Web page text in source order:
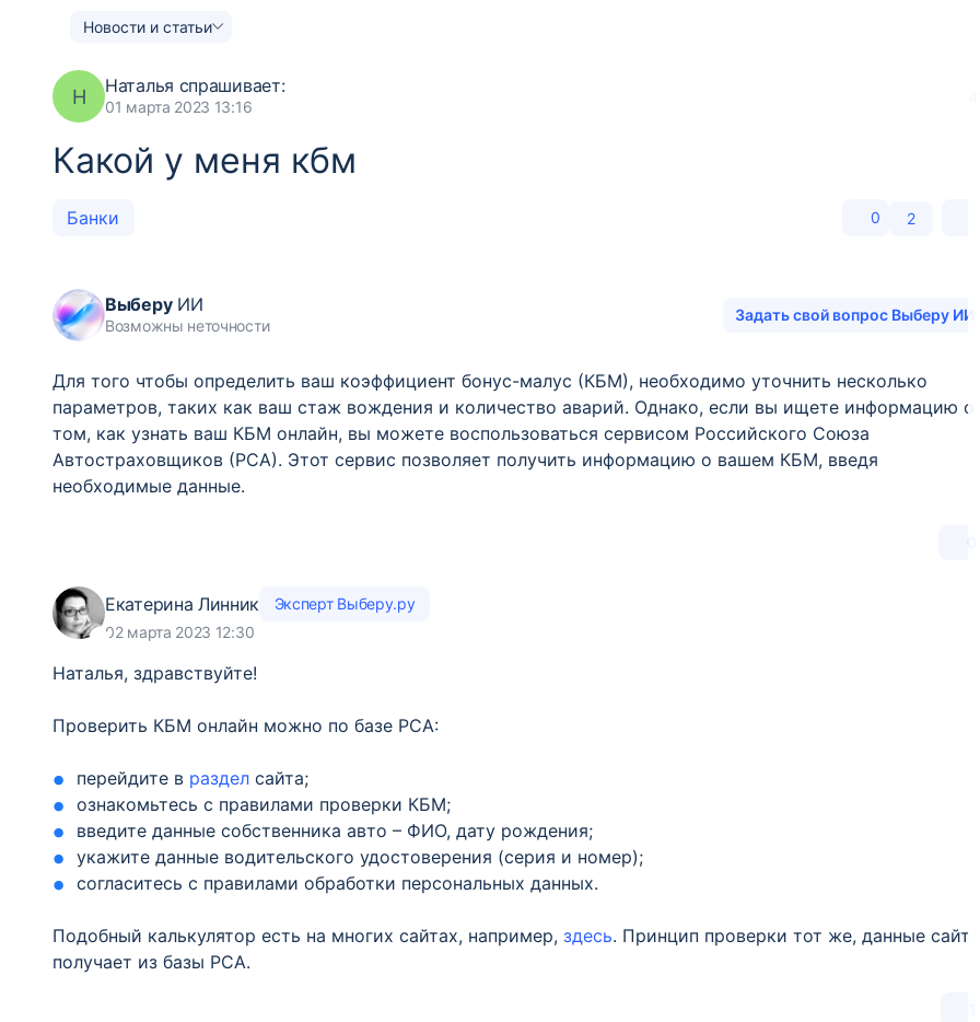
Новости и статьи
Н Наталья спрашивает:
01 марта 2023 13:16
Какой у меня кбм
Банки 0 2
ВыберуИИ
Возможны неточности
Задать свой вопрос Выберу ИИ
Для того чтобы определить ваш коэффициент бонус-малус (КБМ), необходимо уточнить несколько
параметров, таких как ваш стаж вождения и количество аварий. Однако, если вы ищете информацию о
том, как узнать ваш КБМ онлайн, вы можете воспользоваться сервисом Российского Союза
Автостраховщиков (РСА). Этот сервис позволяет получить информацию о вашем КБМ, введя
необходимые данные.
0
Екатерина Линник
Эксперт Выберу.ру
02 марта 2023 12:30
Наталья, здравствуйте!
Проверить КБМ онлайн можно по базе РСА:
перейдите в раздел сайта;
ознакомьтесь с правилами проверки КБМ;
введите данные собственника авто – ФИО, дату рождения;
укажите данные водительского удостоверения (серия и номер);
согласитесь с правилами обработки персональных данных.
Подобный калькулятор есть на многих сайтах, например, здесь. Принцип проверки тот же, данные сайт
получает из базы РСА.